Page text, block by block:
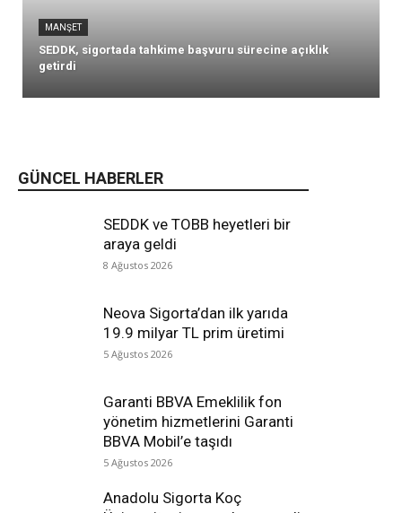
GÜNCEL HABERLER
SEDDK ve TOBB heyetleri bir
araya geldi
8 Ağustos 2026
Neova Sigorta’dan ilk yarıda
19.9 milyar TL prim üretimi
5 Ağustos 2026
Garanti BBVA Emeklilik fon
yönetim hizmetlerini Garanti
BBVA Mobil’e taşıdı
5 Ağustos 2026
Anadolu Sigorta Koç
MANŞET
SEDDK, sigortada tahkime başvuru sürecine açıklık
getirdi